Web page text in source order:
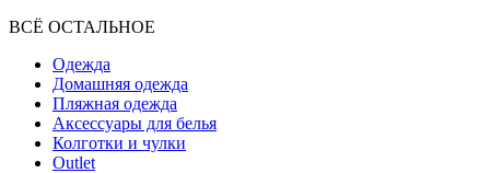
ВCЁ ОСТАЛЬНОЕ
Одежда
Домашняя одежда
Пляжная одежда
Аксессуары для белья
Колготки и чулки
Outlet